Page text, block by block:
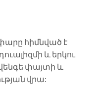
հիմնված է
և երկու
փայտի և
վրա: